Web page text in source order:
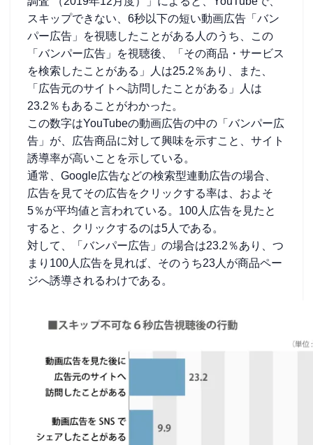
スキップできない、6秒以下の短い動画広告「バン
パー広告」を視聴したことがある人のうち、この
「バンパー広告」を視聴後、「その商品・サービス
を検索したことがある」人は25.2％あり、また、
「広告元のサイトへ訪問したことがある」人は
23.2％もあることがわかった。
この数字はYouTubeの動画広告の中の「バンパー広
告」が、広告商品に対して興味を示すこと、サイト
誘導率が高いことを示している。
通常、Google広告などの検索型連動広告の場合、
広告を見てその広告をクリックする率は、およそ
5％が平均値と言われている。100人広告を見たと
すると、クリックするのは5人である。
対して、「バンパー広告」の場合は23.2％あり、つ
まり100人広告を見れば、そのうち23人が商品ペー
ジへ誘導されるわけである。